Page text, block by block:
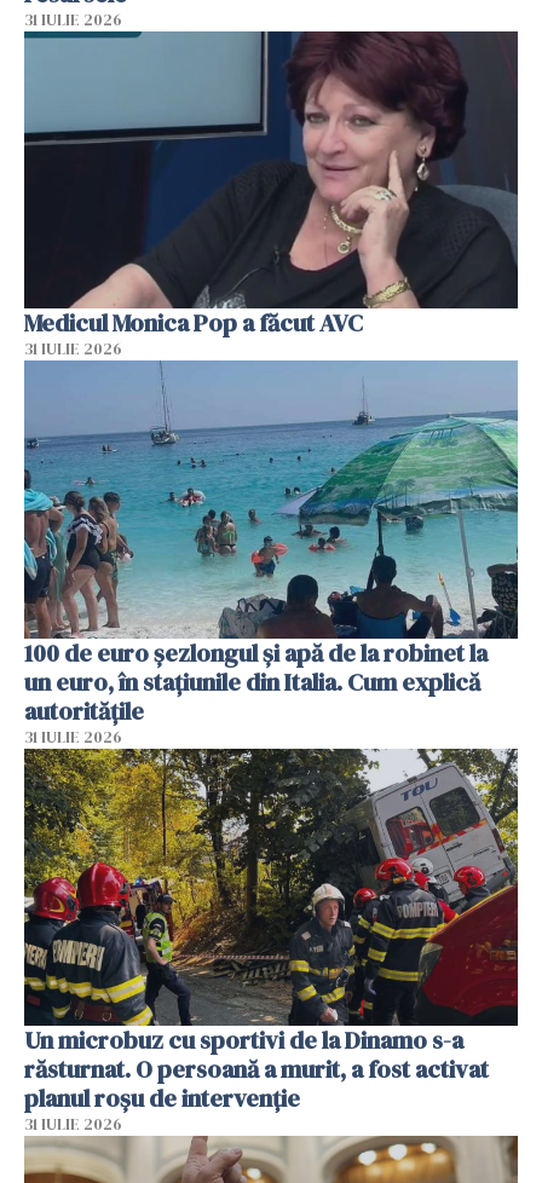
31 IULIE 2026
Medicul Monica Pop a făcut AVC
31 IULIE 2026
100 de euro șezlongul și apă de la robinet la
un euro, în stațiunile din Italia. Cum explică
autoritățile
31 IULIE 2026
Un microbuz cu sportivi de la Dinamo s-a
răsturnat. O persoană a murit, a fost activat
planul roșu de intervenție
31 IULIE 2026